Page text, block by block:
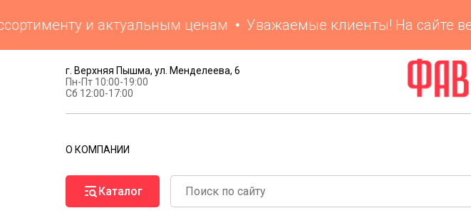
и актуальным ценам Уважаемые клиенты! На сайте
г. Верхняя Пышма, ул. Менделеева, 6
Пн-Пт 10:00-19:00
Сб 12:00-17:00
О КОМПАНИИ
Каталог